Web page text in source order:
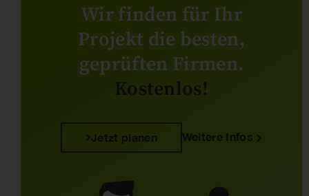
Wir finden für Ihr
Projekt die besten,
geprüften Firmen.
Kostenlos!
Jetzt planen Weitere Infos